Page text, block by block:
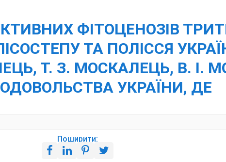
ФІТОЦЕНОЗІВ
ТА ПОЛІССЯ
Т. З. МОСКАЛЕЦЬ, В. І.
УКРАЇНИ, ДЕ
Поширити: